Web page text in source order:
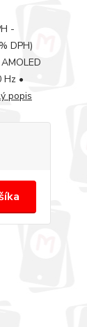
-
DPH)
Hz •
popis